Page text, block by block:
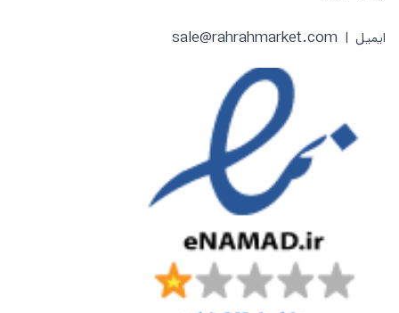
ایمیل | sale@rahrahmarket.com